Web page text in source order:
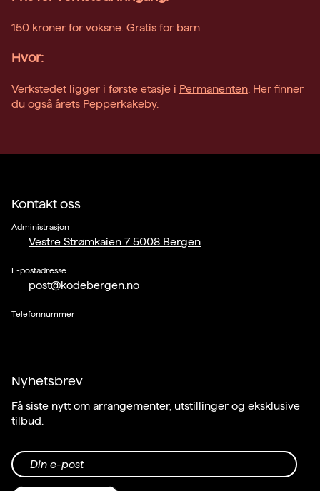
150 kroner for voksne. Gratis for barn.
Hvor:
Verkstedet ligger i første etasje i Permanenten . Her finner
du også årets Pepperkakeby.
Kontakt oss
Administrasjon
Vestre Strømkaien 7 5008 Bergen
E-postadresse
post@kodebergen.no
Telefonnummer
Nyhetsbrev
Få siste nytt om arrangementer, utstillinger og eksklusive
tilbud.
Din e-post